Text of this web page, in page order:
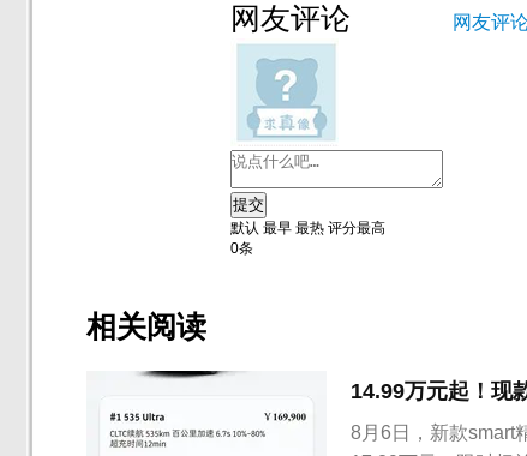
网友评论 网友评
提交
默认 最早 最热 评分最高
0条
相关阅读
14.99万元起！现
8月6日，新款smart